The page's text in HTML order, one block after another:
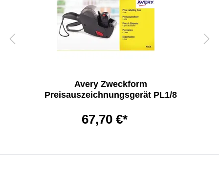
Avery Zweckform
Preisauszeichnungsgerät PL1/8
67,70 €*